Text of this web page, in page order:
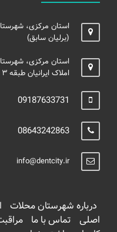
استان مرکزی،
(برلیان سابق)
استان مرکزی،
املاک ایرانیان طبقه ۳ واحد مجاور مطب دکتر جلالی
09187633731
08643242863
info@dentcity.ir
درباره شهرستان محلات
اصلی تماس با ما